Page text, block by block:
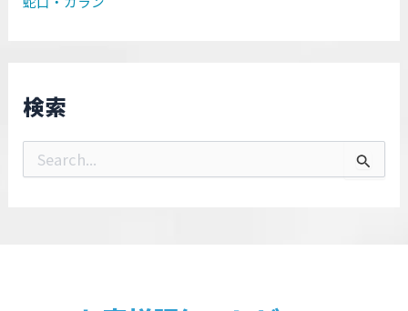
検索
索